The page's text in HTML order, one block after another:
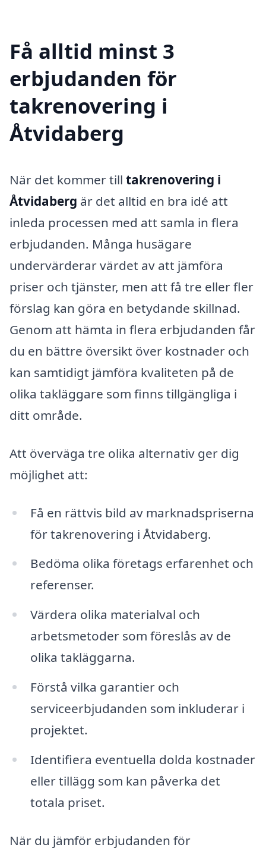
Få alltid minst 3
erbjudanden för
takrenovering i
Åtvidaberg
När det kommer till takrenovering i
Åtvidaberg är det alltid en bra idé att
inleda processen med att samla in flera
erbjudanden. Många husägare
undervärderar värdet av att jämföra
priser och tjänster, men att få tre eller fler
förslag kan göra en betydande skillnad.
Genom att hämta in flera erbjudanden får
du en bättre översikt över kostnader och
kan samtidigt jämföra kvaliteten på de
olika takläggare som finns tillgängliga i
ditt område.
Att överväga tre olika alternativ ger dig
möjlighet att:
Få en rättvis bild av marknadspriserna
för takrenovering i Åtvidaberg.
Bedöma olika företags erfarenhet och
referenser.
Värdera olika materialval och
arbetsmetoder som föreslås av de
olika takläggarna.
Förstå vilka garantier och
serviceerbjudanden som inkluderar i
projektet.
Identifiera eventuella dolda kostnader
eller tillägg som kan påverka det
totala priset.
När du jämför erbjudanden för